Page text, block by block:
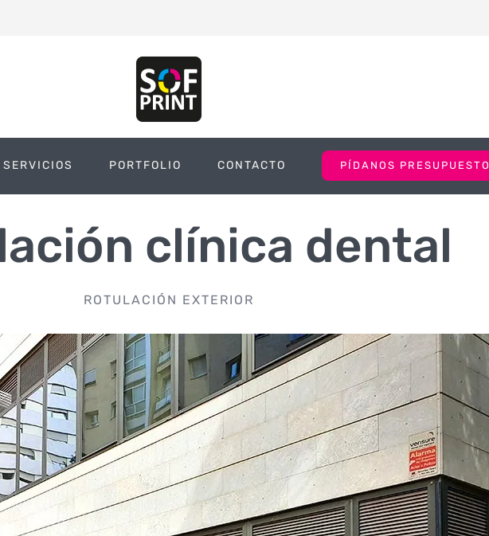
SERVICIOS PORTFOLIO CONTACTO PÍDANOS PRESUPUESTO
clínica dental
ROTULACIÓN EXTERIOR